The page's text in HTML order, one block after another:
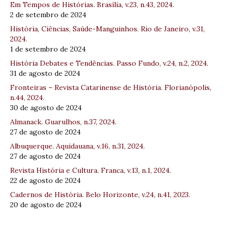
Em Tempos de Histórias. Brasília, v.23, n.43, 2024.
2 de setembro de 2024
História, Ciências, Saúde-Manguinhos. Rio de Janeiro, v.31,
2024.
1 de setembro de 2024
História Debates e Tendências. Passo Fundo, v.24, n.2, 2024.
31 de agosto de 2024
Fronteiras – Revista Catarinense de História. Florianópolis,
n.44, 2024.
30 de agosto de 2024
Almanack. Guarulhos, n.37, 2024.
27 de agosto de 2024
Albuquerque. Aquidauana, v.16, n.31, 2024.
27 de agosto de 2024
Revista História e Cultura. Franca, v.13, n.1, 2024.
22 de agosto de 2024
Cadernos de História. Belo Horizonte, v.24, n.41, 2023.
20 de agosto de 2024